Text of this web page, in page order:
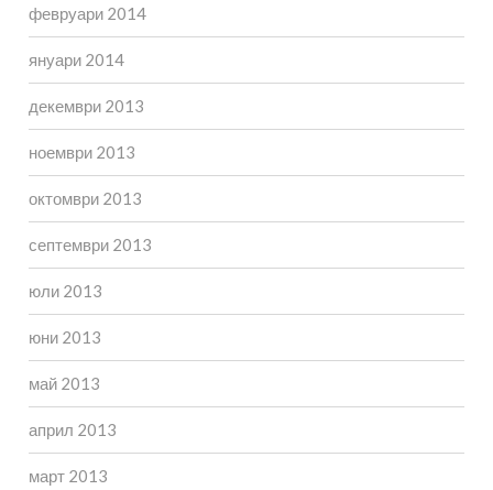
февруари 2014
януари 2014
декември 2013
ноември 2013
октомври 2013
септември 2013
юли 2013
юни 2013
май 2013
април 2013
март 2013